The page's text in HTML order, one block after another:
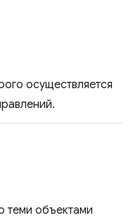
осуществляется
теми объектами